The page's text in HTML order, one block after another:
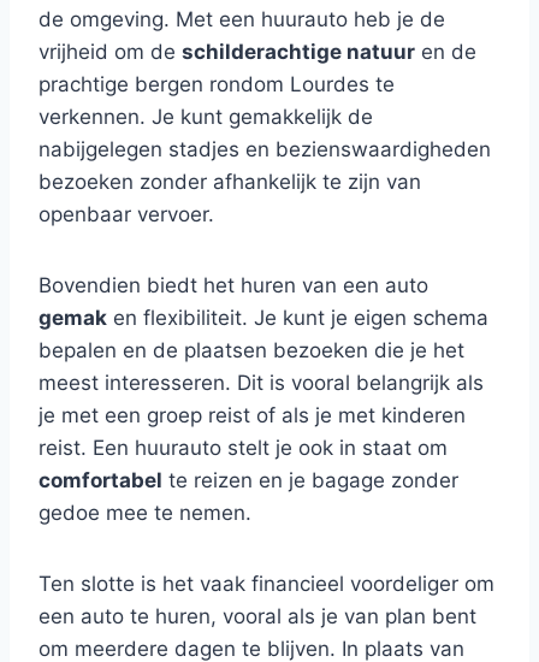
de omgeving. Met een huurauto heb je de
vrijheid om de schilderachtige natuur en de
prachtige bergen rondom Lourdes te
verkennen. Je kunt gemakkelijk de
nabijgelegen stadjes en bezienswaardigheden
bezoeken zonder afhankelijk te zijn van
openbaar vervoer.
Bovendien biedt het huren van een auto
gemak en flexibiliteit. Je kunt je eigen schema
bepalen en de plaatsen bezoeken die je het
meest interesseren. Dit is vooral belangrijk als
je met een groep reist of als je met kinderen
reist. Een huurauto stelt je ook in staat om
comfortabel te reizen en je bagage zonder
gedoe mee te nemen.
Ten slotte is het vaak financieel voordeliger om
een auto te huren, vooral als je van plan bent
om meerdere dagen te blijven. In plaats van